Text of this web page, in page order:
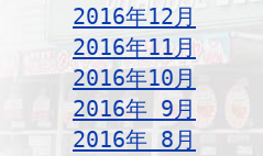
2016年12月
2016年11月
2016年10月
2016年 9月
2016年 8月